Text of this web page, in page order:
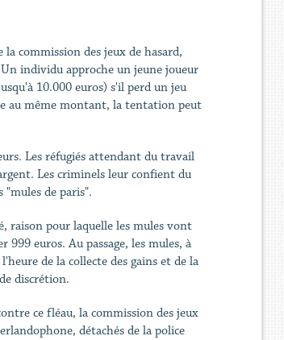
commission des jeux de hasard,
individu approche un jeune joueur
10.000 euros) s'il perd un jeu
au même montant, la tentation peut
Les réfugiés attendant du travail
Les criminels leur confient du
"mules de paris".
raison pour laquelle les mules vont
euros. Au passage, les mules, à
de la collecte des gains et de la
discrétion.
ce fléau, la commission des jeux
détachés de la police